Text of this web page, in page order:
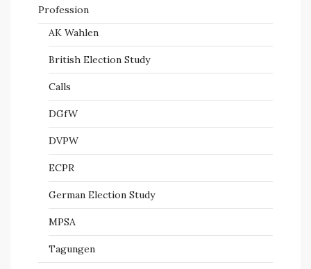
Profession
AK Wahlen
British Election Study
Calls
DGfW
DVPW
ECPR
German Election Study
MPSA
Tagungen